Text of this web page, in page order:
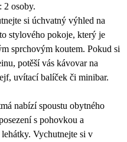
2 osoby.
si úchvatný výhled na
stylového pokoje, který je
sprchovým koutem. Pokud si
potěší vás kávovar na
uvítací balíček či minibar.
nabízí spoustu obytného
s pohovkou a
Vychutnejte si v